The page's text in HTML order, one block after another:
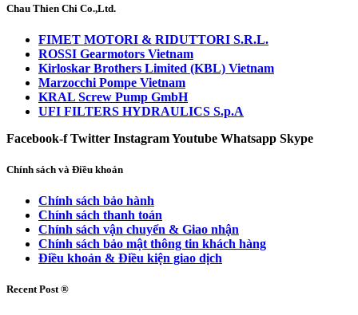
Chau Thien Chi Co.,Ltd.
FIMET MOTORI & RIDUTTORI S.R.L.
ROSSI Gearmotors Vietnam
Kirloskar Brothers Limited (KBL) Vietnam
Marzocchi Pompe Vietnam
KRAL Screw Pump GmbH
UFI FILTERS HYDRAULICS S.p.A
Facebook-f Twitter InstagramYoutube Whatsapp Skype
Chính sách và Điều khoản
Chính sách bảo hành
Chính sách thanh toán
Chính sách vận chuyển & Giao nhận
Chính sách bảo mật thông tin khách hàng
Điều khoản & Điều kiện giao dịch
Recent Post ®